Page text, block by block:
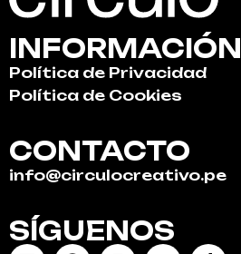
INFORMACIÓN
Política de Privacidad
Política de Cookies
CONTACTO
info@circulocreativo.pe
SÍGUENOS